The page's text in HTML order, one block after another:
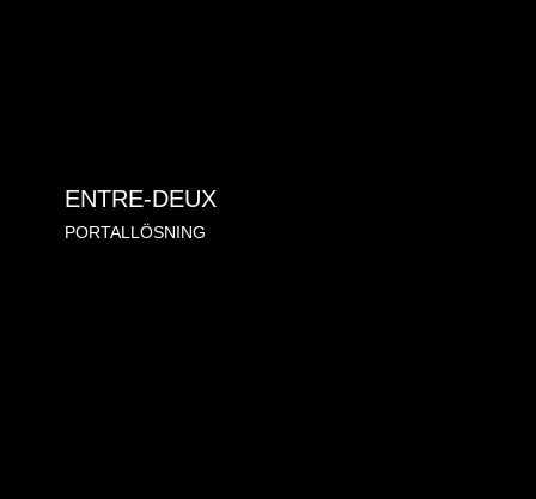
ENTRE-DEUX
PORTALLÖSNING